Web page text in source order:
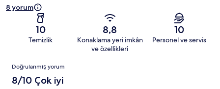
8 yorum
10
Temizlik
8,8
Konaklama yeri imkân
ve özellikleri
10
Personel ve servis
Yorumlar
Doğrulanmış yorum
8/10 Çok iyi